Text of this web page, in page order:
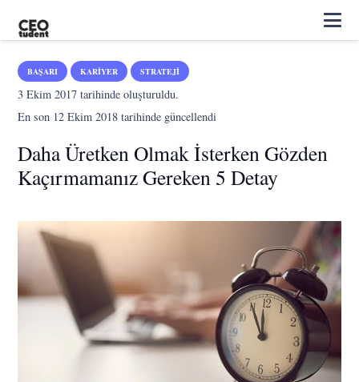
BAŞARI KARIYER STRATEJI
3 Ekim 2017 tarihinde oluşturuldu.
En son 12 Ekim 2018 tarihinde güncellendi
Daha Üretken Olmak İsterken Gözden
Kaçırmamanız Gereken 5 Detay